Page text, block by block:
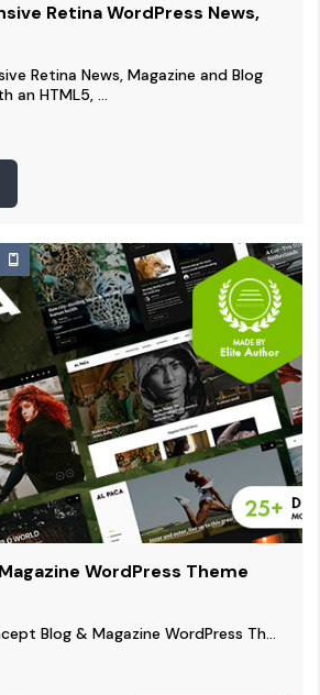
Retina WordPress News,
Retina News, Magazine and Blog
an HTML5, ...
WordPress Theme
Blog & Magazine WordPress Th...